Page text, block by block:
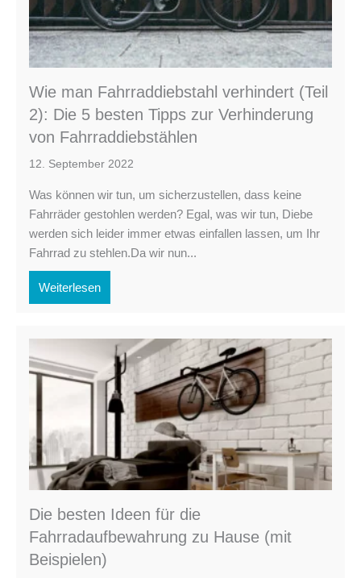
Wie man Fahrraddiebstahl verhindert (Teil
2): Die 5 besten Tipps zur Verhinderung
von Fahrraddiebstählen
12. September 2022
Was können wir tun, um sicherzustellen, dass keine
Fahrräder gestohlen werden? Egal, was wir tun, Diebe
werden sich leider immer etwas einfallen lassen, um Ihr
Fahrrad zu stehlen.Da wir nun...
Weiterlesen
Die besten Ideen für die
Fahrradaufbewahrung zu Hause (mit
Beispielen)